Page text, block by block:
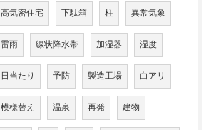
高気密住宅 下駄箱 柱 異常気象
雷雨 線状降水帯 加湿器 湿度
日当たり 予防 製造工場 白アリ
模様替え 温泉 再発 建物